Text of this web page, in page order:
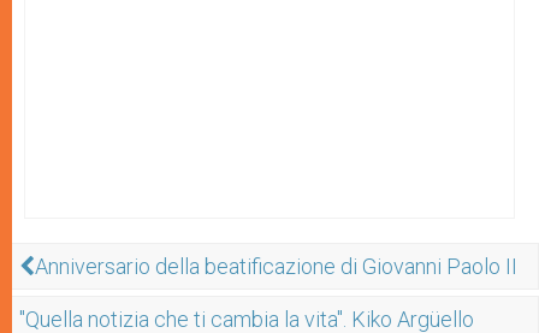
Anniversario della beatificazione di Giovanni Paolo II
"Quella notizia che ti cambia la vita". Kiko Argüello